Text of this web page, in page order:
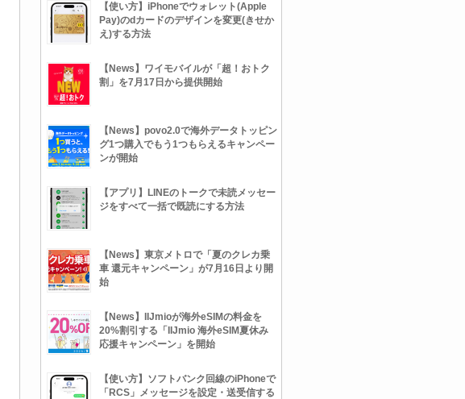
【使い方】iPhoneでウォレット(Apple
Pay)のdカードのデザインを変更(きせか
え)する方法
【News】ワイモバイルが「超！おトク
割」を7月17日から提供開始
【News】povo2.0で海外データトッピン
グ1つ購入でもう1つもらえるキャンペー
ンが開始
【アプリ】LINEのトークで未読メッセー
ジをすべて一括で既読にする方法
【News】東京メトロで「夏のクレカ乗
車 還元キャンペーン」が7月16日より開
始
【News】IIJmioが海外eSIMの料金を
20%割引する「IIJmio 海外eSIM夏休み
応援キャンペーン」を開始
【使い方】ソフトバンク回線のiPhoneで
「RCS」メッセージを設定・送受信する